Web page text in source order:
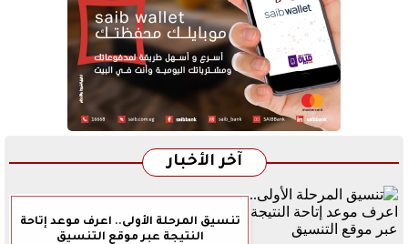
آخر الأخبار
تنسيق المرحلة الأولى.. اعرف موعد إتاحة
النتيجة عبر موقع التنسيق